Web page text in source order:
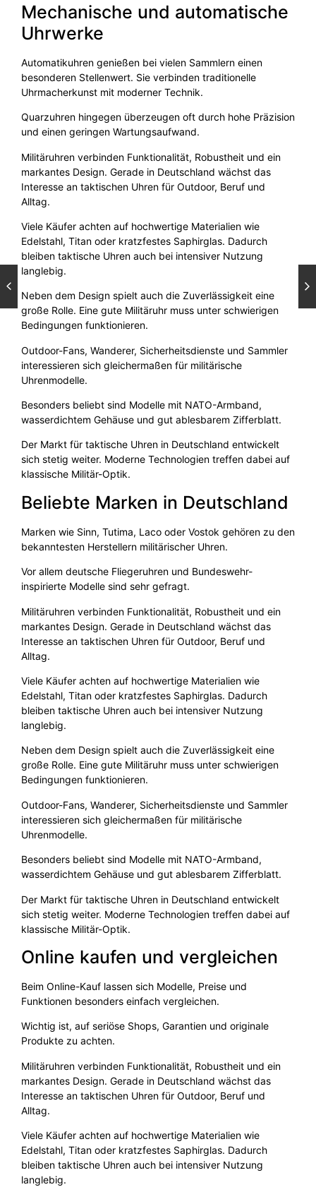
Mechanische und automatische
Uhrwerke
Automatikuhren genießen bei vielen Sammlern einen
besonderen Stellenwert. Sie verbinden traditionelle
Uhrmacherkunst mit moderner Technik.
Quarzuhren hingegen überzeugen oft durch hohe Präzision
und einen geringen Wartungsaufwand.
Militäruhren verbinden Funktionalität, Robustheit und ein
markantes Design. Gerade in Deutschland wächst das
Interesse an taktischen Uhren für Outdoor, Beruf und
Alltag.
Viele Käufer achten auf hochwertige Materialien wie
Edelstahl, Titan oder kratzfestes Saphirglas. Dadurch
bleiben taktische Uhren auch bei intensiver Nutzung
langlebig.
Neben dem Design spielt auch die Zuverlässigkeit eine
große Rolle. Eine gute Militäruhr muss unter schwierigen
Bedingungen funktionieren.
Outdoor-Fans, Wanderer, Sicherheitsdienste und Sammler
interessieren sich gleichermaßen für militärische
Uhrenmodelle.
Besonders beliebt sind Modelle mit NATO-Armband,
wasserdichtem Gehäuse und gut ablesbarem Zifferblatt.
Der Markt für taktische Uhren in Deutschland entwickelt
sich stetig weiter. Moderne Technologien treffen dabei auf
klassische Militär-Optik.
Beliebte Marken in Deutschland
Marken wie Sinn, Tutima, Laco oder Vostok gehören zu den
bekanntesten Herstellern militärischer Uhren.
Vor allem deutsche Fliegeruhren und Bundeswehr-
inspirierte Modelle sind sehr gefragt.
Militäruhren verbinden Funktionalität, Robustheit und ein
markantes Design. Gerade in Deutschland wächst das
Interesse an taktischen Uhren für Outdoor, Beruf und
Alltag.
Viele Käufer achten auf hochwertige Materialien wie
Edelstahl, Titan oder kratzfestes Saphirglas. Dadurch
bleiben taktische Uhren auch bei intensiver Nutzung
langlebig.
Neben dem Design spielt auch die Zuverlässigkeit eine
große Rolle. Eine gute Militäruhr muss unter schwierigen
Bedingungen funktionieren.
Outdoor-Fans, Wanderer, Sicherheitsdienste und Sammler
interessieren sich gleichermaßen für militärische
Uhrenmodelle.
Besonders beliebt sind Modelle mit NATO-Armband,
wasserdichtem Gehäuse und gut ablesbarem Zifferblatt.
Der Markt für taktische Uhren in Deutschland entwickelt
sich stetig weiter. Moderne Technologien treffen dabei auf
klassische Militär-Optik.
Online kaufen und vergleichen
Beim Online-Kauf lassen sich Modelle, Preise und
Funktionen besonders einfach vergleichen.
Wichtig ist, auf seriöse Shops, Garantien und originale
Produkte zu achten.
Militäruhren verbinden Funktionalität, Robustheit und ein
markantes Design. Gerade in Deutschland wächst das
Interesse an taktischen Uhren für Outdoor, Beruf und
Alltag.
Viele Käufer achten auf hochwertige Materialien wie
Edelstahl, Titan oder kratzfestes Saphirglas. Dadurch
bleiben taktische Uhren auch bei intensiver Nutzung
langlebig.